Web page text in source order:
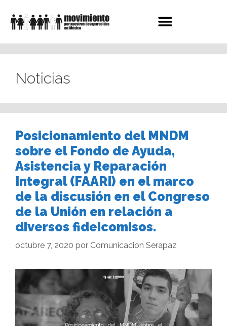
Noticias
Posicionamiento del MNDM
sobre el Fondo de Ayuda,
Asistencia y Reparación
Integral (FAARI) en el marco
de la discusión en el Congreso
de la Unión en relación a
diversos fideicomisos.
octubre 7, 2020 por Comunicacion Serapaz